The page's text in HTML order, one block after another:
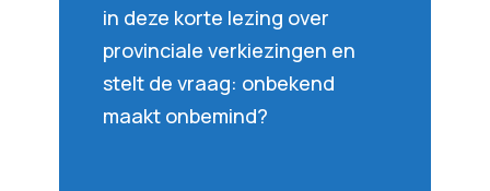
in deze korte lezing over
provinciale verkiezingen en
stelt de vraag: onbekend
maakt onbemind?